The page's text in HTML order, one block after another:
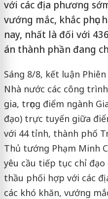
với các địa phương
vướng mắc, khắc phục
nay, nhất là đối với
án thành phần đang
Sáng 8/8, kết luận
Nhà nước các công
gia, trọng điểm ngành
đạo) trực tuyến giữa
với 44 tỉnh, thành phố
Thủ tướng Phạm Minh
yêu cầu tiếp tục chỉ đạo
thầu phối hợp với các
các khó khăn, vướng